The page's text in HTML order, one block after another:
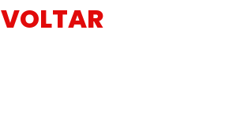
VOLTAR